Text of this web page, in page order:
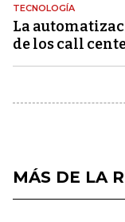
TECNOLOGÍA
La
de los call
MÁS DE LA